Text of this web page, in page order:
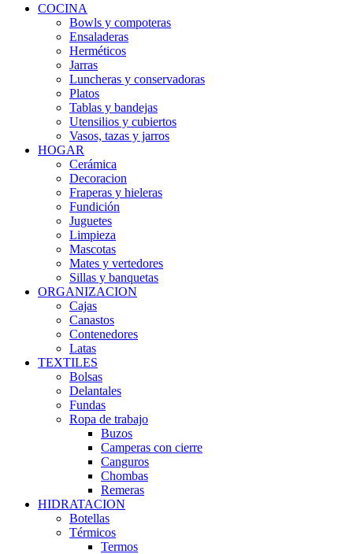
COCINA
Bowls y compoteras
Ensaladeras
Herméticos
Jarras
Luncheras y conservadoras
Platos
Tablas y bandejas
Utensilios y cubiertos
Vasos, tazas y jarros
HOGAR
Cerámica
Decoracion
Fraperas y hieleras
Fundición
Juguetes
Limpieza
Mascotas
Mates y vertedores
Sillas y banquetas
ORGANIZACION
Cajas
Canastos
Contenedores
Latas
TEXTILES
Bolsas
Delantales
Fundas
Ropa de trabajo
Buzos
Camperas con cierre
Canguros
Chombas
Remeras
HIDRATACION
Botellas
Térmicos
Termos